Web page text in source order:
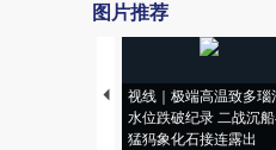
图片推荐
视线｜极端高温致多瑙
水位跌破纪录 二战沉
猛犸象化石接连露出